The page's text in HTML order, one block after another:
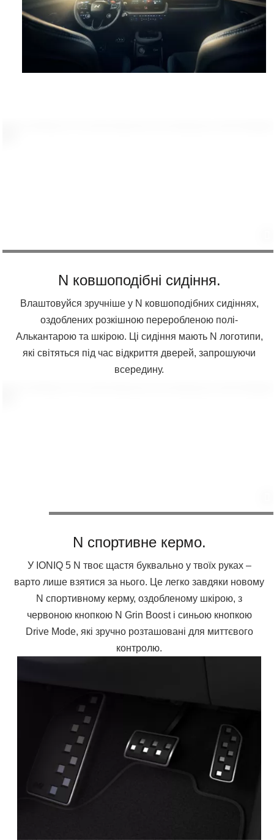
N ковшоподібні сидіння.
Влаштовуйся зручніше у N ковшоподібних сидіннях,
оздоблених розкішною переробленою полі-
Алькантарою та шкірою. Ці сидіння мають N логотипи,
які світяться під час відкриття дверей, запрошуючи
всередину.
N спортивне кермо.
У IONIQ 5 N твоє щастя буквально у твоїх руках –
варто лише взятися за нього. Це легко завдяки новому
N спортивному керму, оздобленому шкірою, з
червоною кнопкою N Grin Boost і синьою кнопкою
Drive Mode, які зручно розташовані для миттєвого
контролю.